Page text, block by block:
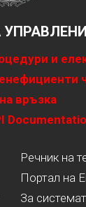
и
връзка
Речник на
Портал на
За